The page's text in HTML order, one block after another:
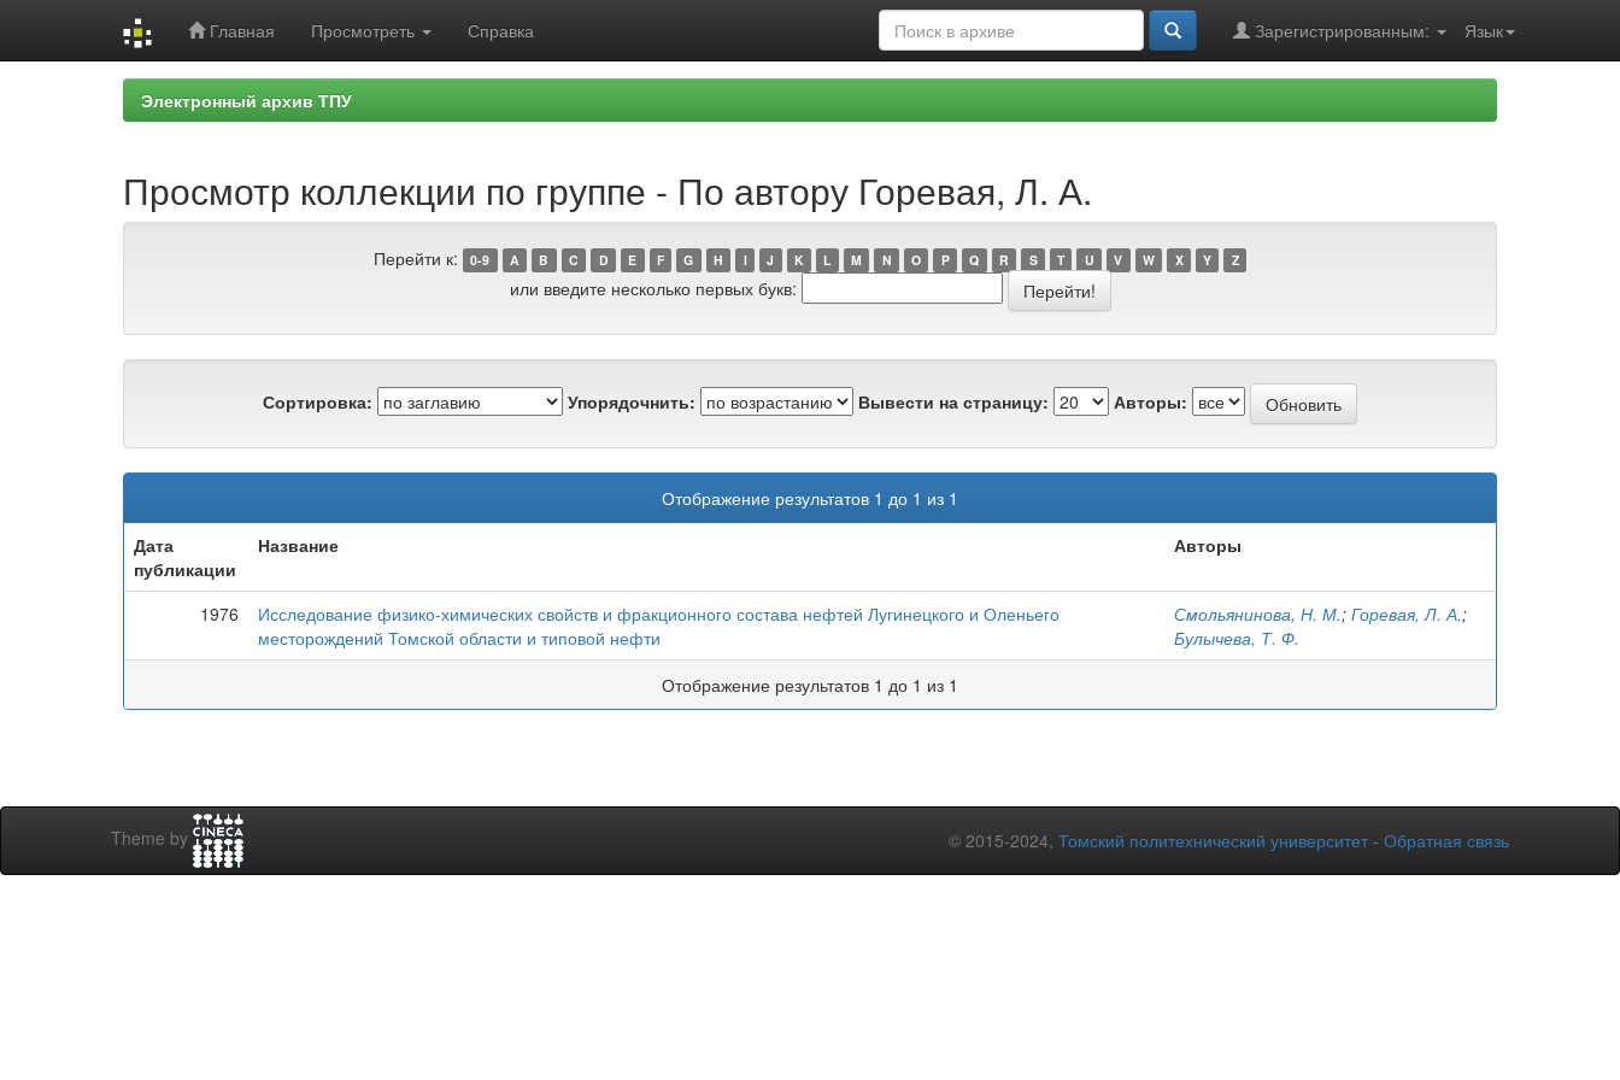
Главная Просмотреть Справка Язык
Зарегистрированным:
Электронный архив ТПУ
Просмотр коллекции по группе - По автору Горевая, Л. А.
Перейти к: 0-9 A B C D E F G H I J K L M N O P Q R S T U V W X Y Z
или введите несколько первых букв:
Сортировка: Упорядочнить: Вывести на страницу: Авторы:
Отображение результатов 1 до 1 из 1
Дата
публикации
Название Авторы
1976
Исследование физико-химических свойств и фракционного состава нефтей Лугинецкого и Оленьего
месторождений Томской области и типовой нефти
Смольянинова, Н. М.; Горевая, Л. А.;
Булычева, Т. Ф.
Отображение результатов 1 до 1 из 1
Theme by © 2015-2024, Томский политехнический университет - Обратная связь